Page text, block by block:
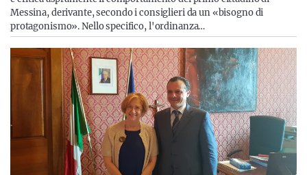
Messina, derivante, secondo i consiglieri da un «bisogno di
protagonismo». Nello specifico, l'ordinanza…